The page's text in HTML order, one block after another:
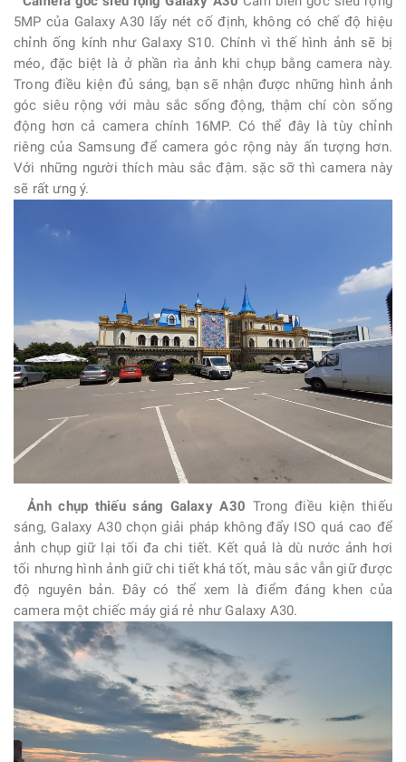
5MP của Galaxy A30 lấy nét cố định, không có chế độ hiệu
chỉnh ống kính như Galaxy S10. Chính vì thế hình ảnh sẽ bị
méo, đặc biệt là ở phần rìa ảnh khi chụp bằng camera này.
Trong điều kiện đủ sáng, bạn sẽ nhận được những hình ảnh
góc siêu rộng với màu sắc sống động, thậm chí còn sống
động hơn cả camera chính 16MP. Có thể đây là tùy chỉnh
riêng của Samsung để camera góc rộng này ấn tượng hơn.
Với những người thích màu sắc đậm. sặc sỡ thì camera này
sẽ rất ưng ý.
Ảnh chụp thiếu sáng Galaxy A30 Trong điều kiện thiếu
sáng, Galaxy A30chọn giải pháp không đẩy ISO quá cao để
ảnh chụp giữ lại tối đa chi tiết. Kết quả là dù nước ảnh hơi
tối nhưng hình ảnh giữ chi tiết khá tốt, màu sắc vẫn giữ được
độ nguyên bản. Đây có thể xem là điểm đáng khen của
camera một chiếc máy giá rẻ như Galaxy A30.